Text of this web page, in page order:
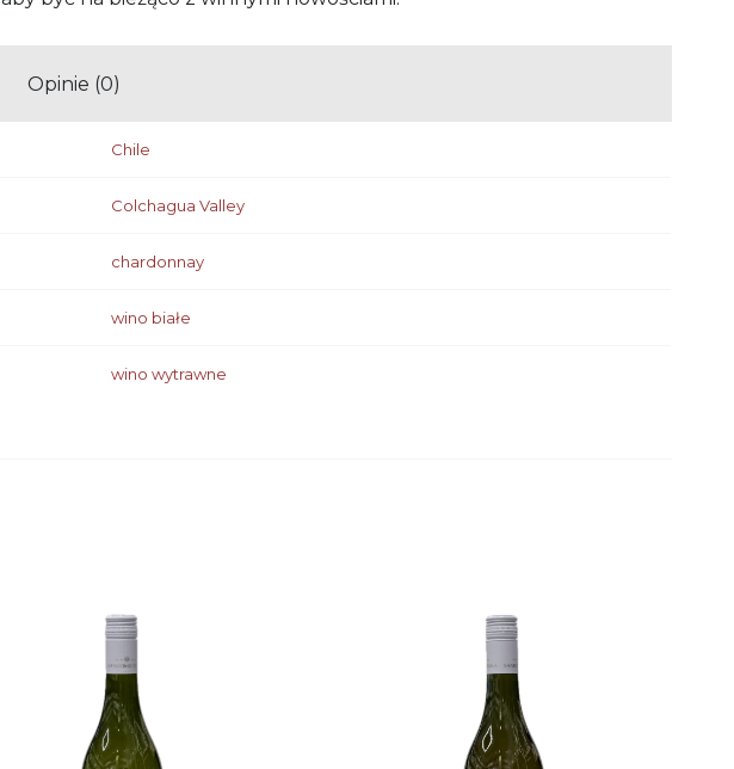
Opinie (0)
Chile
Colchagua Valley
chardonnay
wino białe
wino wytrawne